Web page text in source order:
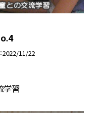
2022/11/22
学習